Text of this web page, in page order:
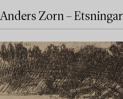
Anders Zorn – Etsningar